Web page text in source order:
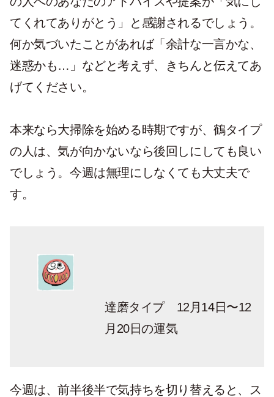
てくれてありがとう」と感謝されるでしょう。
何か気づいたことがあれば「余計な一言かな、
迷惑かも…」などと考えず、きちんと伝えてあ
げてください。
本来なら大掃除を始める時期ですが、鶴タイプ
の人は、気が向かないなら後回しにしても良い
でしょう。今週は無理にしなくても大丈夫で
す。
達磨タイプ 12月14日〜12
月20日の運気
今週は、前半後半で気持ちを切り替えると、ス